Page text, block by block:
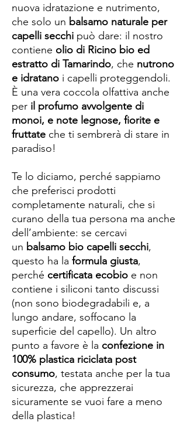
nuova idratazione e nutrimento,
che solo un balsamo naturale per
capelli secchi può dare: il nostro
contiene olio di Ricino bio ed
estratto di Tamarindo, che nutrono
e idratano i capelli proteggendoli.
È una vera coccola olfattiva anche
per il profumo avvolgente di
monoi, e note legnose, fiorite e
fruttate che ti sembrerà di stare in
paradiso!
Te lo diciamo, perché sappiamo
che preferisci prodotti
completamente naturali, che si
curano della tua persona ma anche
dell’ambiente: se cercavi
un balsamo bio capelli secchi,
questo ha la formula giusta,
perché certificata ecobio e non
contiene i siliconi tanto discussi
(non sono biodegradabili e, a
lungo andare, soffocano la
superficie del capello). Un altro
punto a favore è la confezione in
100% plastica riciclata post
consumo, testata anche per la tua
sicurezza, che apprezzerai
sicuramente se vuoi fare a meno
della plastica!